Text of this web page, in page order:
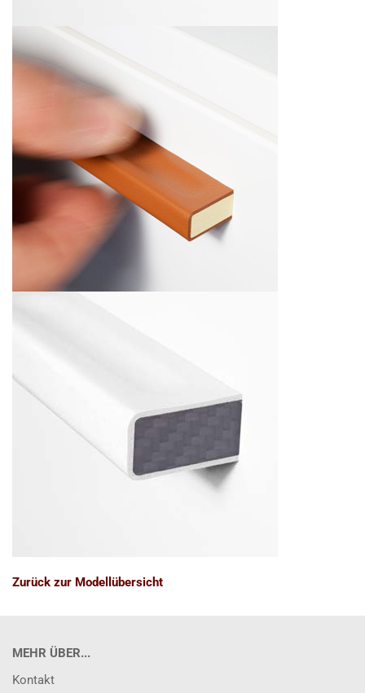
Zurück zur Modellübersicht
MEHR ÜBER...
Kontakt